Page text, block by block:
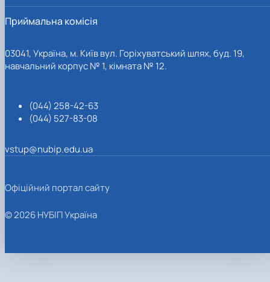
Приймальна комісія
03041, Україна, м. Київ вул. Горіхуватський шлях, буд. 19,
навчальний корпус № 1, кімната № 12.
(044) 258-42-63
(044) 527-83-08
vstup@nubip.edu.ua
Офіційний портал сайту
© 2026 НУБІП Україна